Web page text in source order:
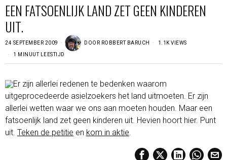
EEN FATSOENLIJK LAND ZET GEEN KINDEREN
UIT.
24 SEPTEMBER 2009 DOOR ROBBERT BARUCH 1.1K VIEWS
1 MINUUT LEESTIJD
Er zijn allerlei redenen te bedenken waarom
uitgeprocedeerde asielzoekers het land uitmoeten. Er zijn
allerlei wetten waar we ons aan moeten houden. Maar een
fatsoenlijk land zet geen kinderen uit. Hevien hoort hier. Punt
uit. Teken de petitie en kom in aktie